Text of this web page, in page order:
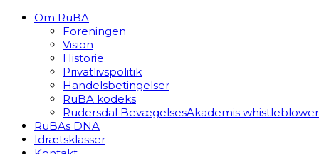
Om RuBA
Foreningen
Vision
Historie
Privatlivspolitik
Handelsbetingelser
RuBA kodeks
Rudersdal BevægelsesAkademis
RuBAs DNA
Idrætsklasser